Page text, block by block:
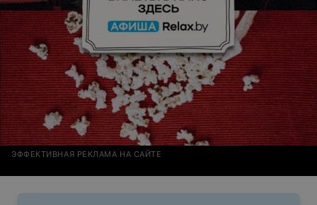
ЭФФЕКТИВНАЯ РЕКЛАМА НА САЙТЕ